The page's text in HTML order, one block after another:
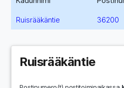
Ruisrääkäntie 36200
Ruisrääkäntie